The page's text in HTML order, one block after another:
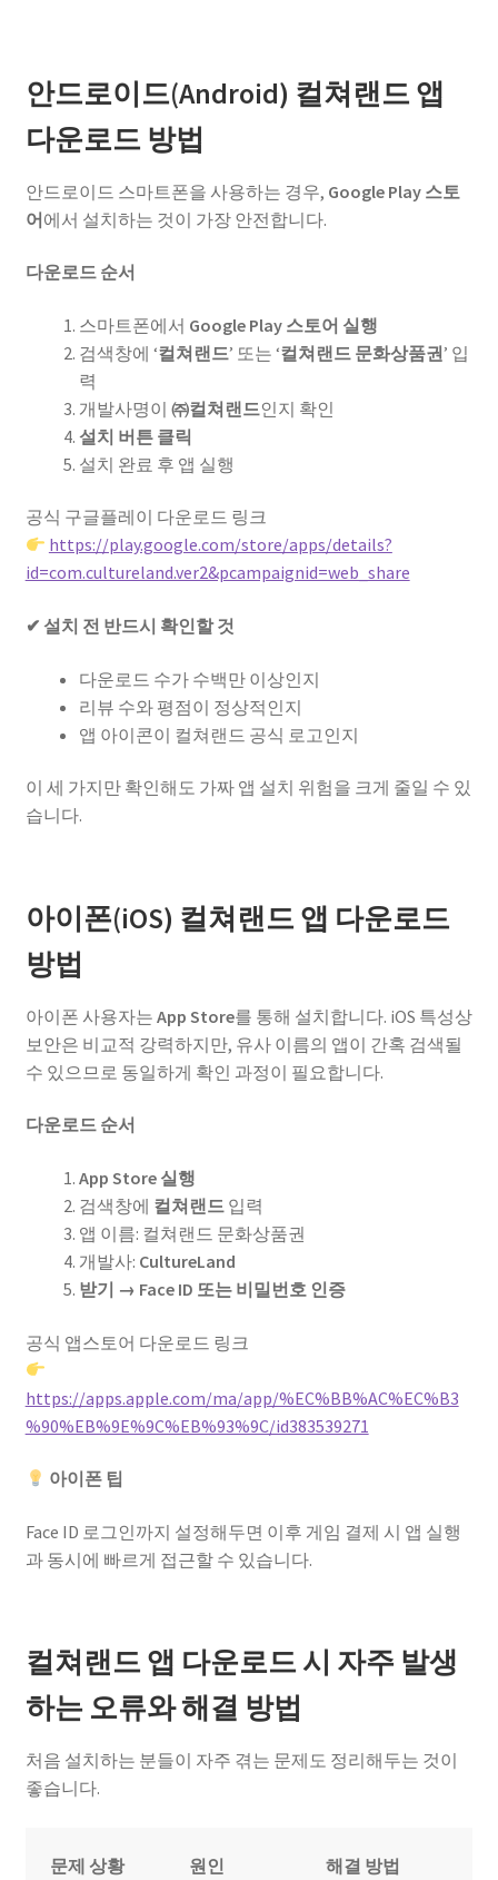
안드로이드(Android) 컬쳐랜드 앱
다운로드 방법
안드로이드 스마트폰을 사용하는 경우, Google Play 스토
어에서 설치하는 것이 가장 안전합니다.
다운로드 순서
스마트폰에서 Google Play 스토어 실행
검색창에 ‘컬쳐랜드’ 또는 ‘컬쳐랜드 문화상품권’ 입
력
개발사명이 ㈜컬쳐랜드인지 확인
설치 버튼 클릭
설치 완료 후 앱 실행
공식 구글플레이 다운로드 링크
https://play.google.com/store/apps/details?
id=com.cultureland.ver2&pcampaignid=web_share
✔ 설치 전 반드시 확인할 것
다운로드 수가 수백만 이상인지
리뷰 수와 평점이 정상적인지
앱 아이콘이 컬쳐랜드 공식 로고인지
이 세 가지만 확인해도 가짜 앱 설치 위험을 크게 줄일 수 있
습니다.
아이폰(iOS) 컬쳐랜드 앱 다운로드
방법
아이폰 사용자는 App Store를 통해 설치합니다. iOS 특성상
보안은 비교적 강력하지만, 유사 이름의 앱이 간혹 검색될
수 있으므로 동일하게 확인 과정이 필요합니다.
다운로드 순서
App Store 실행
검색창에 컬쳐랜드입력
앱 이름: 컬쳐랜드 문화상품권
개발사: CultureLand
받기 → Face ID 또는 비밀번호 인증
공식 앱스토어 다운로드 링크
https://apps.apple.com/ma/app/%EC%BB%AC%EC%B3
%90%EB%9E%9C%EB%93%9C/id383539271
아이폰 팁
Face ID 로그인까지 설정해두면 이후 게임 결제 시 앱 실행
과 동시에 빠르게 접근할 수 있습니다.
컬쳐랜드 앱 다운로드 시 자주 발생
하는 오류와 해결 방법
처음 설치하는 분들이 자주 겪는 문제도 정리해두는 것이
좋습니다.
문제 상황 원인 해결 방법